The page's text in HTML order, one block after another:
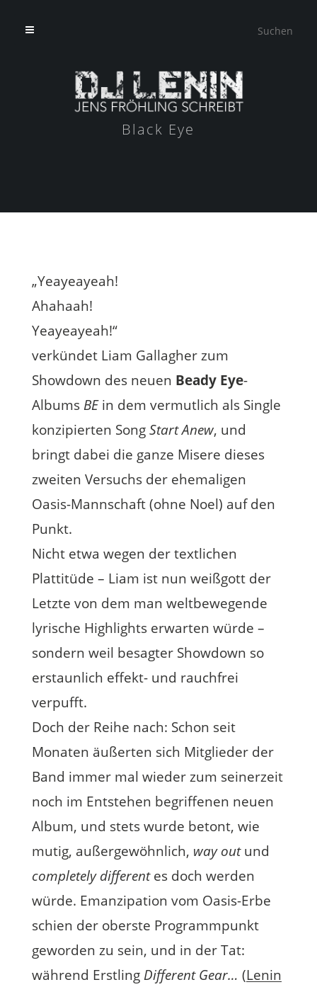
Black Eye
„Yeayeayeah!
Ahahaah!
Yeayeayeah!“
verkündet Liam Gallagher zum
Showdown des neuen Beady Eye-
Albums BEin dem vermutlich als Single
konzipierten SongStart Anew, und
bringt dabei die ganze Misere dieses
zweiten Versuchs der ehemaligen
Oasis-Mannschaft (ohne Noel) auf den
Punkt.
Nicht etwa wegen der textlichen
Plattitüde – Liam ist nun weißgott der
Letzte von dem man weltbewegende
lyrische Highlights erwarten würde –
sondern weil besagter Showdown so
erstaunlich effekt- und rauchfrei
verpufft.
Doch der Reihe nach: Schon seit
Monaten äußerten sich Mitglieder der
Band immer mal wieder zum seinerzeit
noch im Entstehen begriffenen neuen
Album, und stets wurde betont, wie
mutig, außergewöhnlich, way outund
completely differentes doch werden
würde. Emanzipation vom Oasis-Erbe
schien der oberste Programmpunkt
geworden zu sein, und in der Tat:
während Erstling Different Gear… (Lenin